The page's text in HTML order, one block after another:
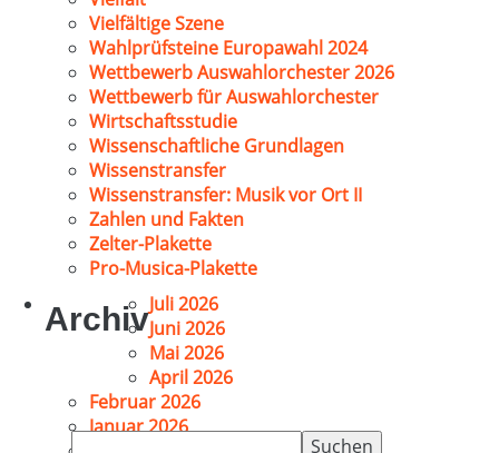
Vielfältige Szene
Wahlprüfsteine Europawahl 2024
Wettbewerb Auswahlorchester 2026
Wettbewerb für Auswahlorchester
Wirtschaftsstudie
Wissenschaftliche Grundlagen
Wissenstransfer
Wissenstransfer: Musik vor Ort II
Zahlen und Fakten
Zelter-Plakette
Pro-Musica-Plakette
ArchivJuli 2026
Juni 2026
Mai 2026
April 2026
Februar 2026
Januar 2026